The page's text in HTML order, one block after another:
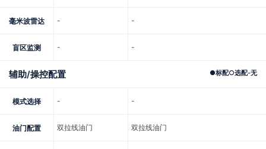
毫米波雷达 - -
盲区监测 - -
辅助/操控配置 ●标配○选配-无
模式选择 - -
油门配置 双拉线油门 双拉线油门